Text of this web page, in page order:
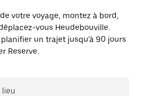
votre voyage, montez à bord,
vous Heudebouville.
un trajet jusqu'à 90 jours
Reserve.
lieu